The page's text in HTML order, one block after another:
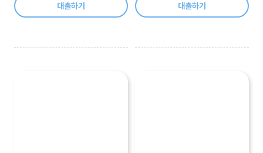
대출하기 대출하기